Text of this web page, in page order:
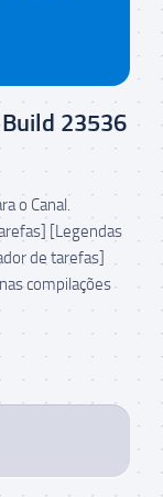
23536
o Canal.
[Legendas
de tarefas]
compilações